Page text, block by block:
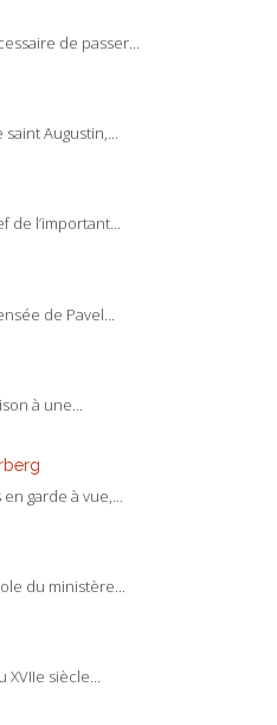
de passer...
Augustin,...
de l’important...
de Pavel...
à une...
garde à vue,...
du ministère...
siècle...